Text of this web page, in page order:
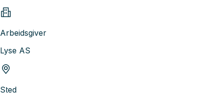
Arbeidsgiver
Lyse AS
Sted